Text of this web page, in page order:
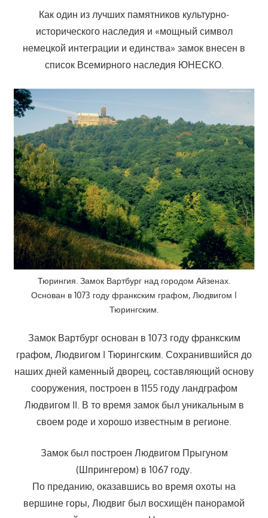
Как один из лучших памятников культурно-
исторического наследия и «мощный символ
немецкой интеграции и единства» замок внесен в
список Всемирного наследия ЮНЕСКО.
Тюрингия. Замок Вартбург над городом Айзенах.
Основан в 1073 году франкским графом, Людвигом I
Тюрингским.
Замок Вартбург основан в 1073 году франкским
графом, Людвигом I Тюрингским. Сохранившийся до
наших дней каменный дворец, составляющий основу
сооружения, построен в 1155 году ландграфом
Людвигом II. В то время замок был уникальным в
своем роде и хорошо известным в регионе.
Замок был построен Людвигом Прыгуном
(Шпрингером) в 1067 году.
По преданию, оказавшись во время охоты на
вершине горы, Людвиг был восхищён панорамой